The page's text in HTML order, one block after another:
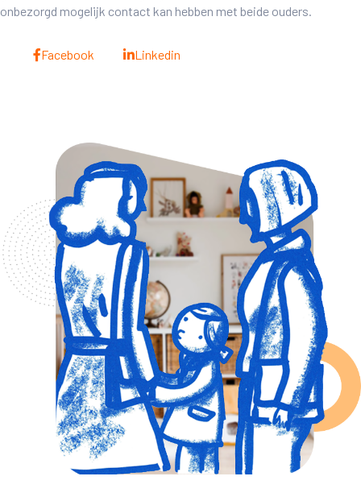
onbezorgd mogelijk contact kan hebben met beide ouders.
Facebook Linkedin